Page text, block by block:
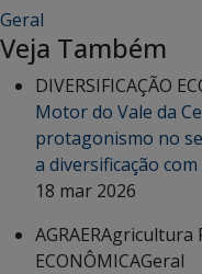
Geral
Veja Também
DIVERSIFICAÇÃO
Motor do Vale da
protagonismo no
a diversificação
18 mar 2026
AGRAERAgricultura
ECONÔMICAGeral